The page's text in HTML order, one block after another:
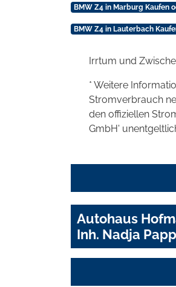
BMW Z4 in Marburg Kaufen
BMW Z4 in Lauterbach
Irrtum und
* Weitere
Stromverbrauch
den offiziellen
GmbH'
Autohaus
Inh. Nadja